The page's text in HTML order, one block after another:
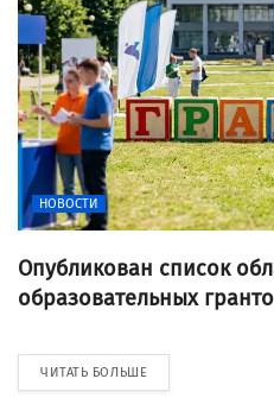
НОВОСТИ
Опубликован список
образовательных
ЧИТАТЬ БОЛЬШЕ